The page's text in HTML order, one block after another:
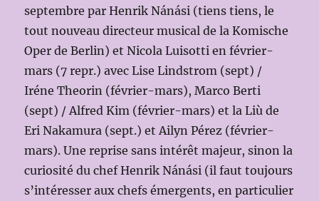
septembre par Henrik Nánási (tiens tiens, le
tout nouveau directeur musical de la Komische
Oper de Berlin) et Nicola Luisotti en février-
mars (7 repr.) avec Lise Lindstrom (sept) /
Iréne Theorin (février-mars), Marco Berti
(sept) / Alfred Kim (février-mars) et la Liù de
Eri Nakamura (sept.) et Ailyn Pérez (février-
mars). Une reprise sans intérêt majeur, sinon la
curiosité du chef Henrik Nánási (il faut toujours
s’intéresser aux chefs émergents, en particulier